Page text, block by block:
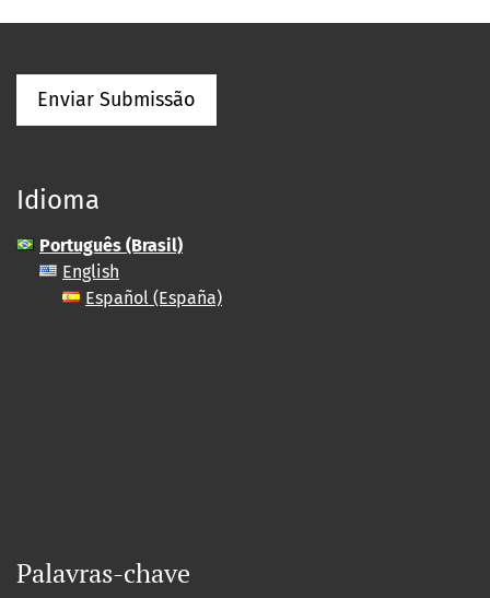
Enviar Submissão
Idioma
Português (Brasil)
English
Español (España)
Palavras-chave